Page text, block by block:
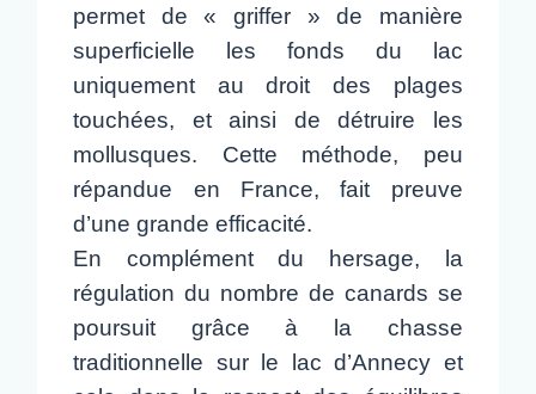
permet de « griffer » de manière
superficielle les fonds du lac
uniquement au droit des plages
touchées, et ainsi de détruire les
mollusques. Cette méthode, peu
répandue en France, fait preuve
d’une grande efficacité.
En complément du hersage, la
régulation du nombre de canards se
poursuit grâce à la chasse
traditionnelle sur le lac d’Annecy et